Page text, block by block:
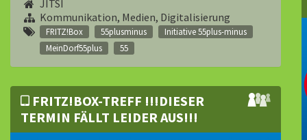
JITSI
Kommunikation, Medien, Digitalisierung
FRITZ!Box 55plusminus
Initiative 55plus-minus
MeinDorf55plus
55
FRITZ!BOX-TREFF !!!DIESER
TERMIN FÄLLT LEIDER AUS!!!